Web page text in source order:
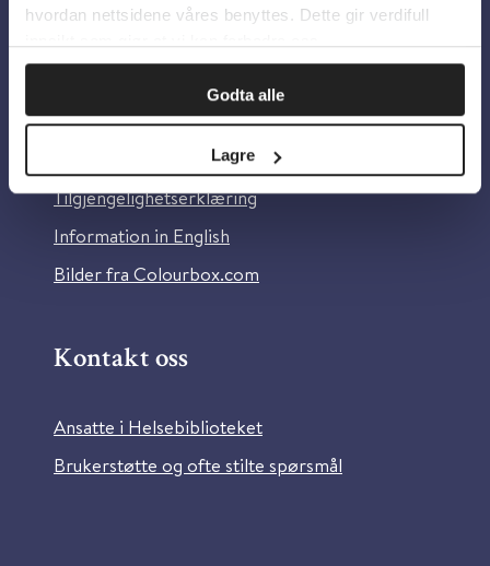
hvordan nettsidene våres benyttes. Dette gir verdifull
Godta alle
Lagre
Om oss
Om Helsebiblioteket
Personvern og informasjonskapsler
Tilgjengelighetserklæring
Information in English
Bilder fra Colourbox.com
Kontakt oss
Ansatte i Helsebiblioteket
Brukerstøtte og ofte stilte spørsmål